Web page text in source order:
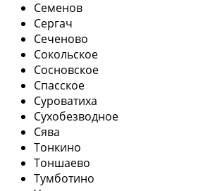
Семенов
Сергач
Сеченово
Сокольское
Сосновское
Спасское
Суроватиха
Сухобезводное
Сява
Тонкино
Тоншаево
Тумботино